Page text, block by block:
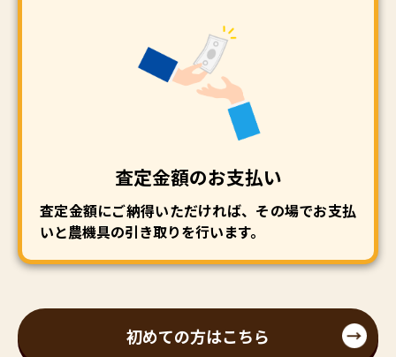
査定金額のお支払い
査定金額にご納得いただければ、その場でお支払
いと農機具の引き取りを行います。
初めての方はこちら